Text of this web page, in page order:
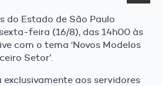
do Estado de São Paulo
feira (16/8), das 14h00 às
com o tema ‘Novos Modelos
Setor’.
aos servidores